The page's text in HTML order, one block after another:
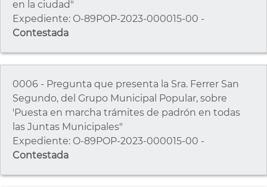
en la ciudad"
Expediente: O-89POP-2023-000015-00 -
Contestada
0006 - Pregunta que presenta la Sra. Ferrer San
Segundo, del Grupo Municipal Popular, sobre
'Puesta en marcha trámites de padrón en todas
las Juntas Municipales"
Expediente: O-89POP-2023-000015-00 -
Contestada